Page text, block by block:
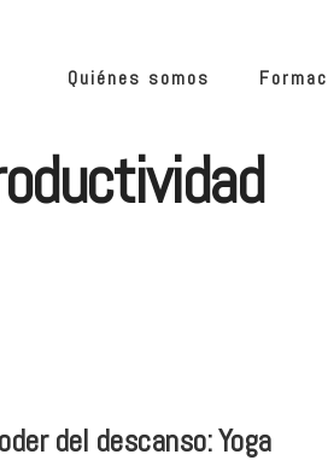
Quiénes somos
del descanso: Yoga